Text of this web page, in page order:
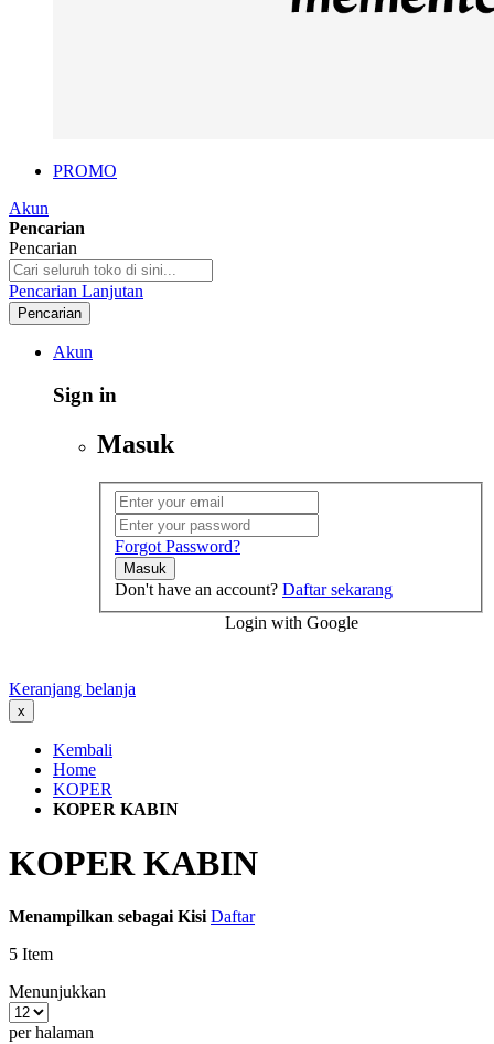
PROMO
Akun
Pencarian
Pencarian
Pencarian Lanjutan
Pencarian
Akun
Sign in
Masuk
Forgot Password?
Masuk
Don't have an account? Daftar sekarang
Login with Google
Keranjang belanja
x
Kembali
Home
KOPER
KOPER KABIN
KOPER KABIN
Menampilkan sebagai Kisi Daftar
5 Item
Menunjukkan
per halaman